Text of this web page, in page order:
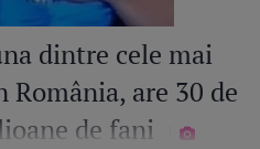
dintre cele mai
are 30 de
de fani